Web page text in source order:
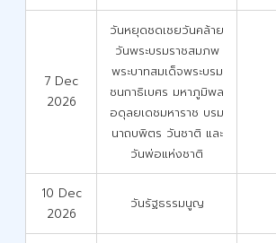
7 Dec
2026
วันหยุดชดเชยวันคล้าย
วันพระบรมราชสมภพ
พระบาทสมเด็จพระบรม
ชนกาธิเบศร มหาภูมิพล
อดุลยเดชมหาราช บรม
นาถบพิตร วันชาติ และ
วันพ่อแห่งชาติ
10 Dec
2026
วันรัฐธรรมนูญ